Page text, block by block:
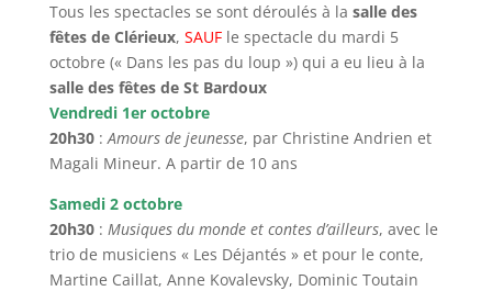
Tous les spectacles se sont déroulés à la salle des
fêtes de Clérieux, SAUFle spectacle du mardi 5
octobre (« Dans les pas du loup ») qui a eu lieu à la
salle des fêtes de St Bardoux
Vendredi 1er octobre
20h30:Amours de jeunesse, par Christine Andrien et
Magali Mineur. A partir de 10 ans
Samedi 2 octobre
20h30: Musiques du monde et contes d’ailleurs, avec le
trio de musiciens « Les Déjantés » et pour le conte,
Martine Caillat, Anne Kovalevsky, Dominic Toutain